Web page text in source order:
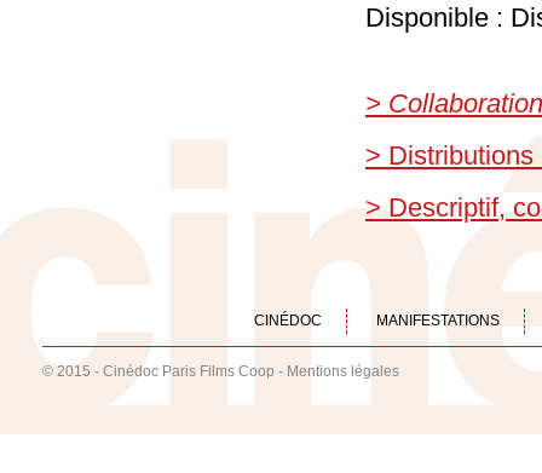
Disponible :
>
> Distributions
> Descriptif,
CINÉDOC MANIFESTATIONS
© 2015 - Cinédoc Paris Films Coop - Mentions légales